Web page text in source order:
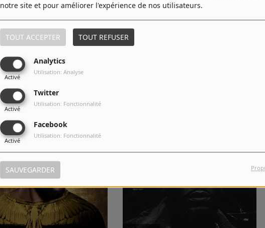
notre site et pour améliorer l'expérience de nos utilisateurs.
TOUT ACCEPTER TOUT REFUSER
Analytics
Activé
Utilisation: Analyse
Twitter
Activé
Utilisation: Fonctionnalité
Facebook
Activé
Utilisation: Fonctionnalité
SAUVEGARDER
10 De l'or